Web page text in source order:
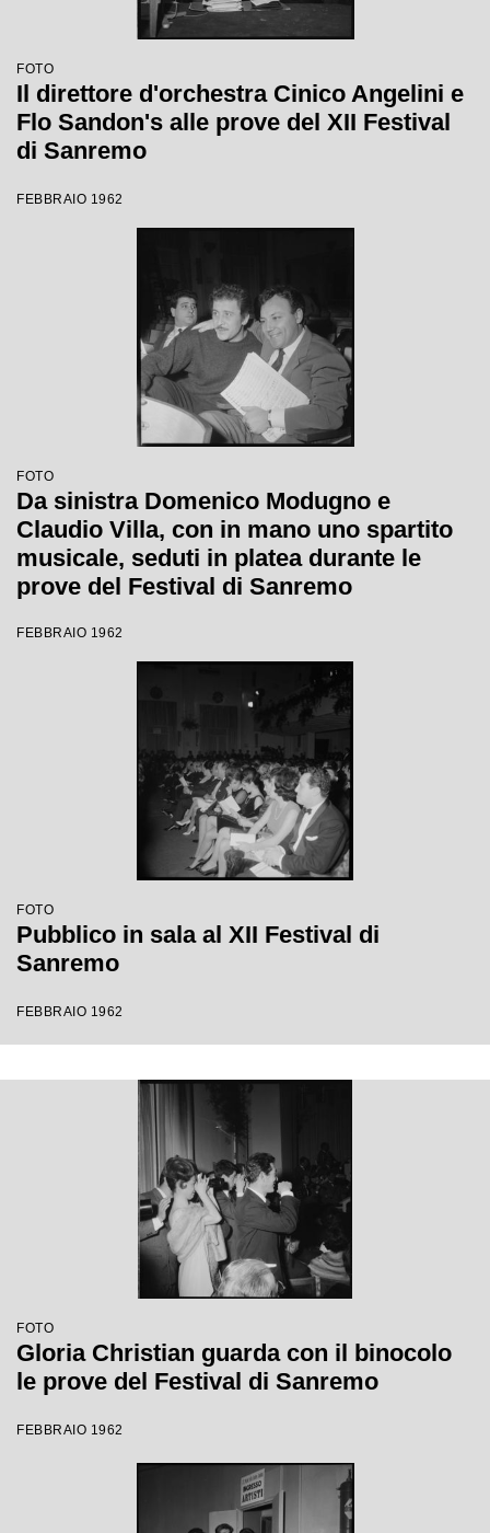
FOTO
Il direttore d'orchestra Cinico Angelini e
Flo Sandon's alle prove del XII Festival
di Sanremo
FEBBRAIO 1962
FOTO
Da sinistra Domenico Modugno e
Claudio Villa, con in mano uno spartito
musicale, seduti in platea durante le
prove del Festival di Sanremo
FEBBRAIO 1962
FOTO
Pubblico in sala al XII Festival di
Sanremo
FEBBRAIO 1962
FOTO
Gloria Christian guarda con il binocolo
le prove del Festival di Sanremo
FEBBRAIO 1962